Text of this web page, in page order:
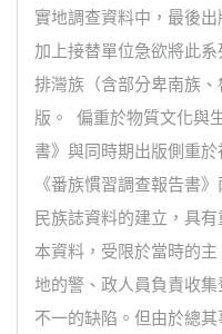
實地調查資料中，最後
加上接替單位急欲將此
排灣族（含部分卑南族
版。 偏重於物質文化與
書》與同時期出版側重
《番族慣習調查報告書
民族誌資料的建立，具
本資料，受限於當時的
地的警、政人員負責收
不一的缺陷。但由於總